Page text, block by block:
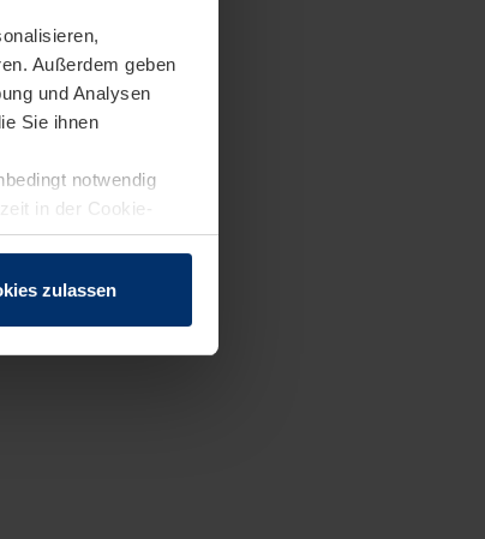
Außerdem geben
und Analysen
Sie ihnen
notwendig
in der Cookie-
zulassen